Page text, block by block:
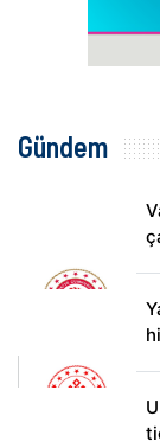
Gündem